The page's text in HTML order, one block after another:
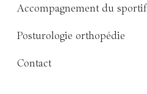
Accompagnement du sportif
Posturologie orthopédie
Contact